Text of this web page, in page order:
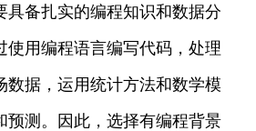
具备扎实的编程知识和数据分
使用编程语言编写代码，处理
数据，运用统计方法和数学模
预测。因此，选择有编程背景